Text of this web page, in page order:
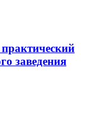
заведения